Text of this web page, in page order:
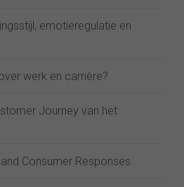
emotieregulatie en
werk en carrière?
Journey van het
Consumer Responses